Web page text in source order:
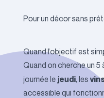
Pour un décor sans
Quand l’objectif est
Quand on cherche un
journée le jeudi, les
accessible qui